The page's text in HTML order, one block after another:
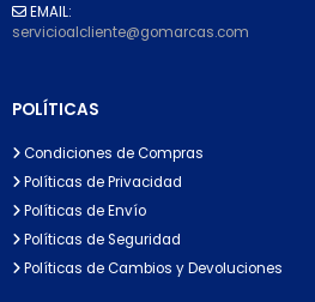
EMAIL:
servicioalcliente@gomarcas.com
POLÍTICAS
Condiciones de Compras
Políticas de Privacidad
Políticas de Envío
Políticas de Seguridad
Políticas de Cambios y Devoluciones